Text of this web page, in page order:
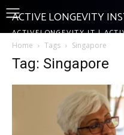
ACTIVE LONGEVITY
ACTIVELONGEVITY.IT |
Home Tags Singapore
Tag: Singapore